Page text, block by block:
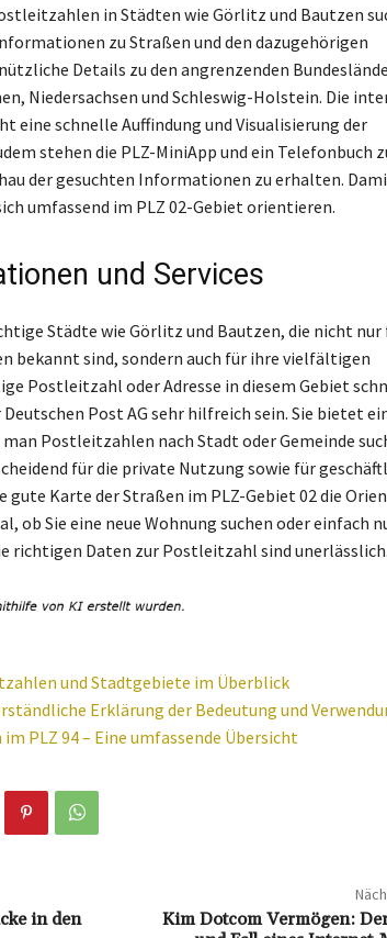
in Städten wie Görlitz und Bautzen
zu Straßen und den dazugehörigen
Details zu den angrenzenden
Niedersachsen und Schleswig-Holstein. Die
schnelle Auffindung und Visualisierung der
stehen die PLZ-MiniApp und ein Telefonbuch
der gesuchten Informationen zu erhalten.
umfassend im PLZ 02-Gebiet orientieren.
und Services
Städte wie Görlitz und Bautzen, die nicht nur
bekannt sind, sondern auch für ihre vielfältigen
Postleitzahl oder Adresse in diesem Gebiet
Post AG sehr hilfreich sein. Sie bietet
Postleitzahlen nach Stadt oder Gemeinde
für die private Nutzung sowie für
gute Karte der Straßen im PLZ-Gebiet 02 die
ob Sie eine neue Wohnung suchen oder einfach
richtigen Daten zur Postleitzahl sind unerlässlich.
und Stadtgebiete im Überblick
Erklärung der Bedeutung und
PLZ 94 – Eine umfassende Übersicht
in den
Kim Dotcom Vermögen: